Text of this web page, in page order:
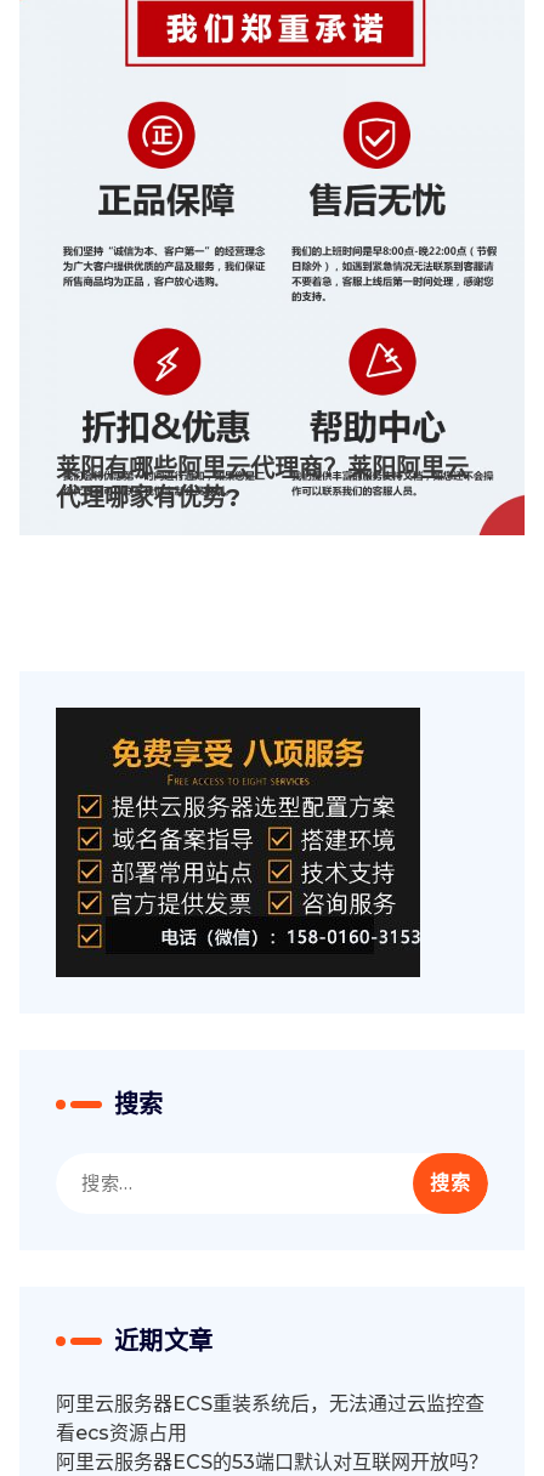
莱阳有哪些阿里云代理商？莱阳阿里云
代理哪家有优势?
搜索
索：
近期文章
阿里云服务器ECS重装系统后，无法通过云监控查
看ecs资源占用
阿里云服务器ECS的53端口默认对互联网开放吗？